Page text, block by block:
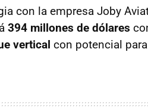
con la empresa Joby
394 millones de dólares
vertical con potencial